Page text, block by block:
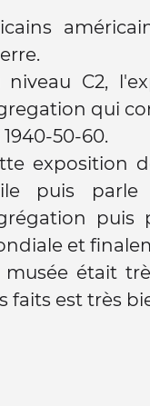
niveau C2,
qui
1940-50-60.
exposition
puis
puis
et
musée était
faits est très